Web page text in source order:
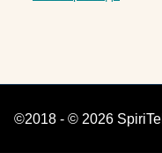
©2018 - © 2026 SpiriTell